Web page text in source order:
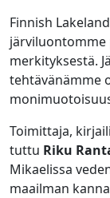
Finnish
järviluontomme
merkityksestä.
tehtävänämme
Toimittaja,
tuttu Riku
Mikaelissa
maailman